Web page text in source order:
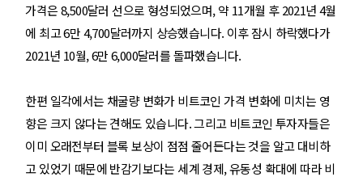
가격은 8,500달러 선으로 형성되었으며, 약 11개월 후 2021년 4월
에 최고 6만 4,700달러까지 상승했습니다. 이후 잠시 하락했다가
2021년 10월, 6만 6,000달러를 돌파했습니다.
한편 일각에서는 채굴량 변화가 비트코인 가격 변화에 미치는 영
향은 크지 않다는 견해도 있습니다. 그리고 비트코인 투자자들은
이미 오래전부터 블록 보상이 점점 줄어든다는 것을 알고 대비하
고 있었기 때문에 반감기보다는 세계 경제, 유동성 확대에 따라 비